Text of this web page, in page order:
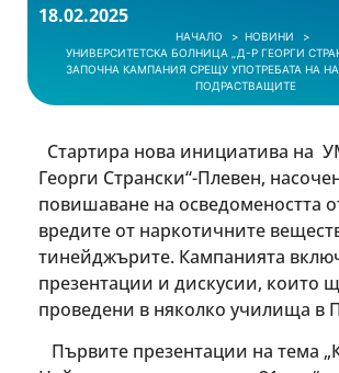
18.02.2025
НАЧАЛО
НОВИНИ
УНИВЕРСИТЕТСКА БОЛНИЦА „Д-Р ГЕОРГИ
ЗАПОЧНА КАМПАНИЯ СРЕЩУ УПОТРЕБАТА НА
ПОДРАСТВАЩИТЕ
Стартира нова инициатива на
Георги Странски“-Плевен,
повишаване на осведомеността
вредите от наркотичните
тинейджърите. Кампанията
презентации и дискусии, които
проведени в няколко училища в
Първите презентации на тема